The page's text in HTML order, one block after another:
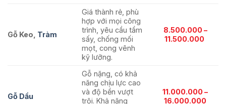
Gỗ Keo, Tràm
Giá thành rẻ, phù
hợp với mọi công
trình, yêu cầu tẩm
sấy, chống mối
mọt, cong vênh
kỹ lưỡng.
8.500.000 –
11.500.000
Gỗ Dầu
Gỗ nặng, có khả
năng chịu lực cao
và độ bền vượt
trội. Khả năng
11.000.000 –
16.000.000